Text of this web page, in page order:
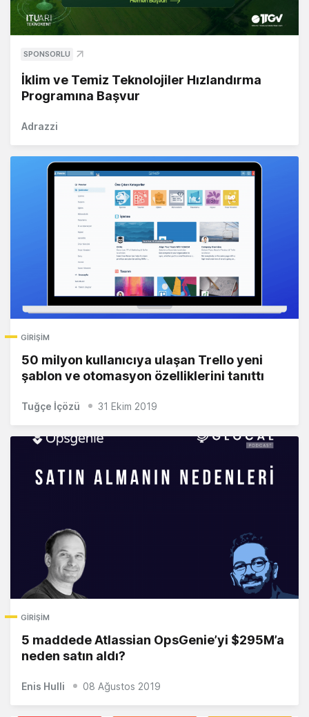
SPONSORLU
İklim ve Temiz Teknolojiler Hızlandırma
Programına Başvur
Adrazzi
GIRIŞIM
50 milyon kullanıcıya ulaşan Trello yeni
şablon ve otomasyon özelliklerini tanıttı
Tuğçe İçözü 31 Ekim 2019
GIRIŞIM
5 maddede Atlassian OpsGenie’yi $295M’a
neden satın aldı?
Enis Hulli 08 Ağustos 2019